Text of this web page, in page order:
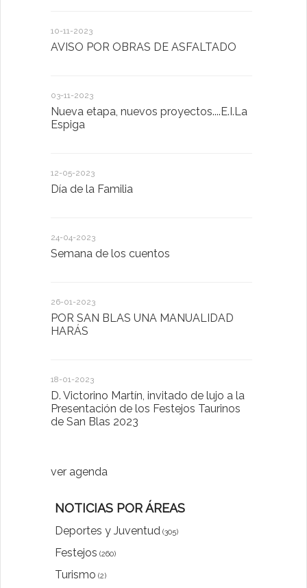
10-11-2023
AVISO POR OBRAS DE ASFALTADO
03-11-2023
Nueva etapa, nuevos proyectos....E.I.La
Espiga
12-05-2023
Día de la Familia
24-04-2023
Semana de los cuentos
26-01-2023
POR SAN BLAS UNA MANUALIDAD
HARÁS
18-01-2023
D. Victorino Martín, invitado de lujo a la
Presentación de los Festejos Taurinos
de San Blas 2023
ver agenda
NOTICIAS POR ÁREAS
Deportes y Juventud (305)
Festejos (260)
Turismo (2)